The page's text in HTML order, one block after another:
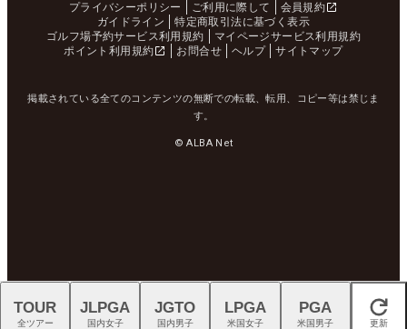
プライバシーポリシー
ご利用に際して
会員規約
ガイドライン
特定商取引法に基づく表示
ゴルフ場予約サービス利用規約
マイページサービス利用規約
ポイント利用規約
お問合せ ヘルプ サイトマップ
掲載されている全てのコンテンツの無断での転載、転用、コピー等は禁じま
す。
© ALBA Net
閉じる
TOUR
全ツアー
JLPGA
国内女子
JGTO
国内男子
LPGA
米国女子
PGA
米国男子 更新